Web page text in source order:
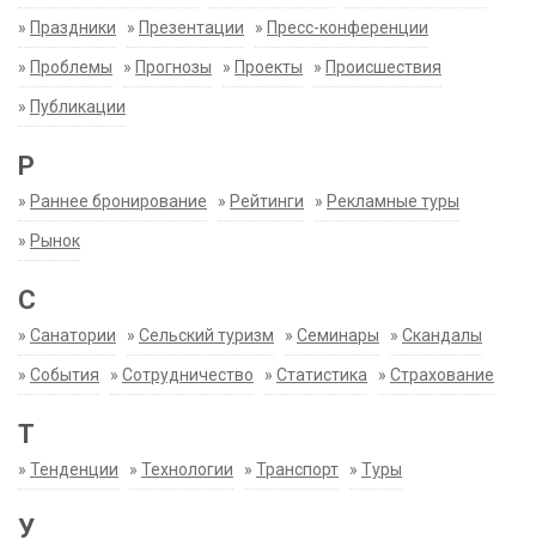
» Праздники » Презентации » Пресс-конференции
» Проблемы » Прогнозы » Проекты » Происшествия
» Публикации
Р
» Раннее бронирование » Рейтинги » Рекламные туры
» Рынок
С
» Санатории » Сельский туризм » Семинары » Скандалы
» События » Сотрудничество » Статистика » Страхование
Т
» Тенденции » Технологии » Транспорт » Туры
У